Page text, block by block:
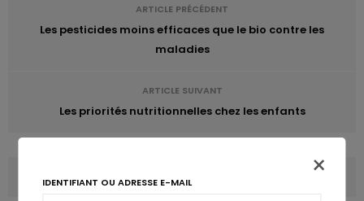
pour aider les travailleurs à rompre avec leurs habitudes de
travail et réduire le temps passé sur l’ennemi juré du
l’ordinateur, pendant les appels téléphoniques, les
brainstormings, les échanges entre collègues,… pour
https://liguecardioliga.be/campagne-please-stand-up/
ARTICLE PRÉCÉDENT
Les pesticides moins efficaces que le bio contre les
maladies
ARTICLE SUIVANT
Les priorités nutritionnelles chez les enfants
×
IDENTIFIANT OU ADRESSE E-MAIL